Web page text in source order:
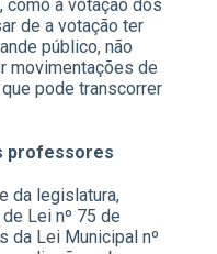
como à votação dos
de a votação ter
público, não
movimentações de
pode transcorrer
professores
da legislatura,
Lei nº 75 de
da Lei Municipal nº